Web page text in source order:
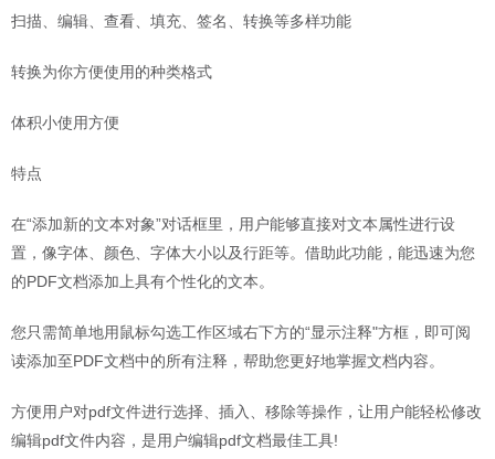
扫描、编辑、查看、填充、签名、转换等多样功能
转换为你方便使用的种类格式
体积小使用方便
特点
在“添加新的文本对象”对话框里，用户能够直接对文本属性进行设
置，像字体、颜色、字体大小以及行距等。借助此功能，能迅速为您
的PDF文档添加上具有个性化的文本。
您只需简单地用鼠标勾选工作区域右下方的“显示注释"方框，即可阅
读添加至PDF文档中的所有注释，帮助您更好地掌握文档内容。
方便用户对pdf文件进行选择、插入、移除等操作，让用户能轻松修改
编辑pdf文件内容，是用户编辑pdf文档最佳工具!